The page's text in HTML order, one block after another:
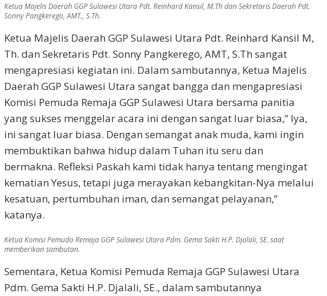
Ketua Majelis Daerah GGP Sulawesi Utara Pdt. Reinhard Kansil, M.Th dan Sekretaris Daerah Pdt.
Sonny Pangkerego, AMT., S.Th.
Ketua Majelis Daerah GGP Sulawesi Utara Pdt. Reinhard Kansil M,
Th. dan Sekretaris Pdt. Sonny Pangkerego, AMT, S.Th sangat
mengapresiasi kegiatan ini. Dalam sambutannya, Ketua Majelis
Daerah GGP Sulawesi Utara sangat bangga dan mengapresiasi
Komisi Pemuda Remaja GGP Sulawesi Utara bersama panitia
yang sukses menggelar acara ini dengan sangat luar biasa,” Iya,
ini sangat luar biasa. Dengan semangat anak muda, kami ingin
membuktikan bahwa hidup dalam Tuhan itu seru dan
bermakna. Refleksi Paskah kami tidak hanya tentang mengingat
kematian Yesus, tetapi juga merayakan kebangkitan-Nya melalui
kesatuan, pertumbuhan iman, dan semangat pelayanan,”
katanya.
Ketua Komisi Pemuda Remaja GGP Sulawesi Utara Pdm. Gema Sakti H.P. Djalali, SE. saat
memberikan sambutan.
Sementara, Ketua Komisi Pemuda Remaja GGP Sulawesi Utara
Pdm. Gema Sakti H.P. Djalali, SE., dalam sambutannya